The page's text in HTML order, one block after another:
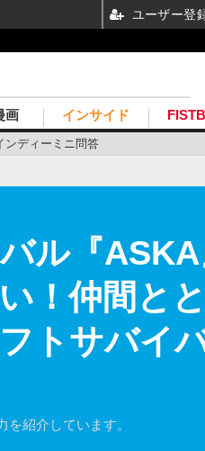
ンディーミニ問答
画 インサイド
ル『ASKA
！仲間と
トサバイバ
紹介しています。
ユーザー登